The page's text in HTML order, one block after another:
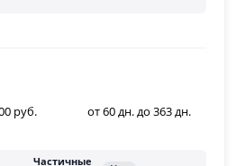
руб. от 60 дн. до 363 дн.